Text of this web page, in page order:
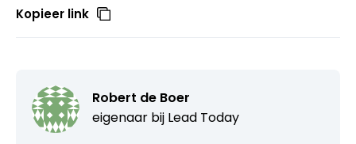
Kopieer link
Robert de Boer
eigenaar bij Lead Today